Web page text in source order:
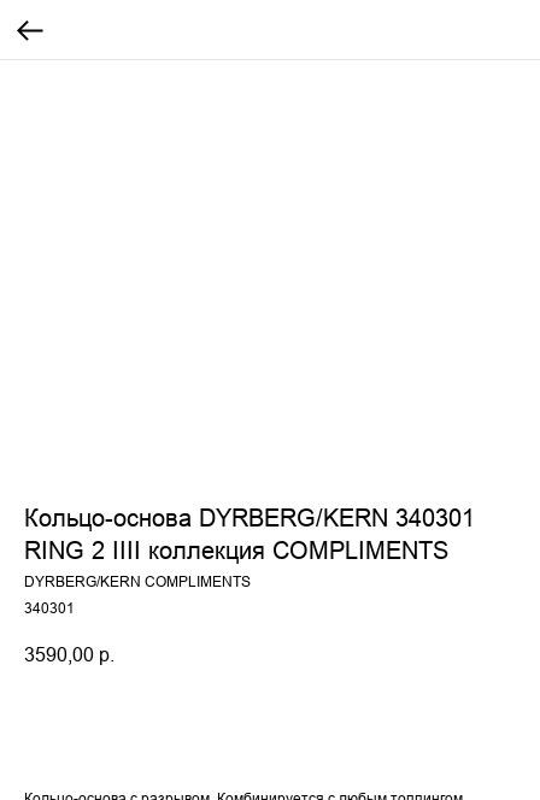
Кольцо-основа DYRBERG/KERN 340301
RING 2 IIII коллекция COMPLIMENTS
DYRBERG/KERN COMPLIMENTS
340301
3590,00 р.